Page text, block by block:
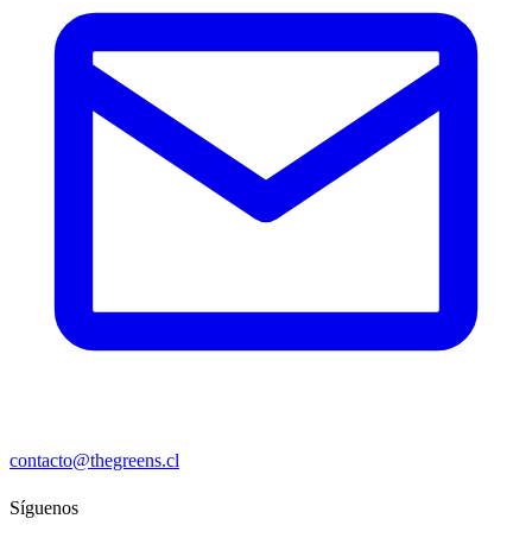
contacto@thegreens.cl
Síguenos